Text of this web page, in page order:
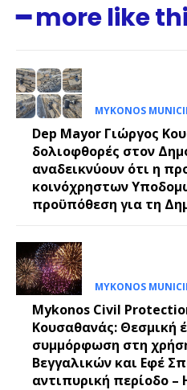
━ more like
MYKONOS
Dep Mayor Γιώργος
δολιοφθορές στον
αναδεικνύουν ότι η
κοινόχρηστων
προϋπόθεση για τη
MYKONOS
Mykonos Civil
Κουσαθανάς: Θεσμική
συμμόρφωση στη
Βεγγαλικών και Εφέ
αντιπυρική περίοδο –